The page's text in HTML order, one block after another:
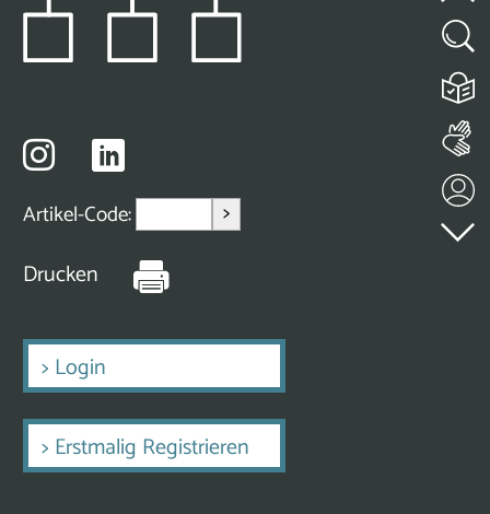
Artikel-Code: >
Drucken
> Login
> Erstmalig Registrieren